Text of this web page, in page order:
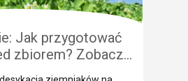
interwencyjne.
Jak przygotować
zbiorem? Zobacz,
profesjonalna